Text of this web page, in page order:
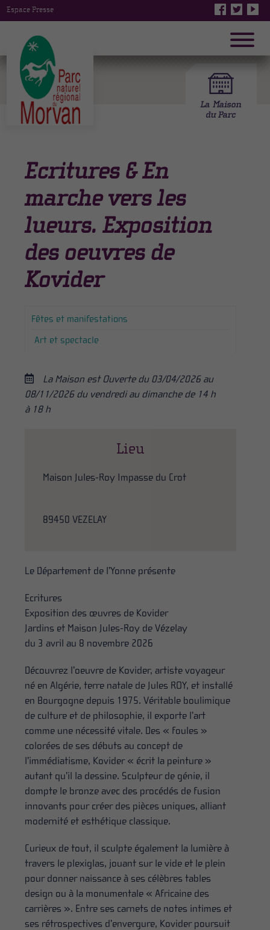
Espace Presse
Ecritures & En
marche vers les
lueurs. Exposition
des oeuvres de
Kovider
Fêtes et manifestations
Art et spectacle
La Maison est Ouverte du 03/04/2026 au
08/11/2026 du vendredi au dimanche de 14 h
à 18 h
Lieu
Maison Jules-Roy Impasse du Crot
89450 VEZELAY
Le Département de l’Yonne présente
Ecritures
Exposition des œuvres de Kovider
Jardins et Maison Jules-Roy de Vézelay
du 3 avril au 8 novembre 2026
Découvrez l’oeuvre de Kovider, artiste voyageur
né en Algérie, terre natale de Jules ROY, et installé
en Bourgogne depuis 1975. Véritable boulimique
de culture et de philosophie, il exporte l’art
comme une nécessité vitale. Des « foules »
colorées de ses débuts au concept de
l’immédiatisme, Kovider « écrit la peinture »
autant qu’il la dessine. Sculpteur de génie, il
dompte le bronze avec des procédés de fusion
innovants pour créer des pièces uniques, alliant
modernité et esthétique classique.
Curieux de tout, il sculpte également la lumière à
travers le plexiglas, jouant sur le vide et le plein
pour donner naissance à ses célèbres tables
design ou à la monumentale « Africaine des
carrières ». Entre ses carnets de notes intimes et
ses rétrospectives d’envergure, Kovider poursuit